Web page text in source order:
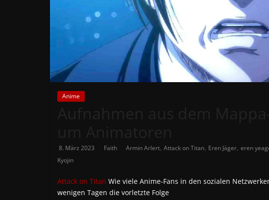
News
Phanimenal
findest
du
die
aktuellsten
Japan
und
Deutschland
Anime
8. März 2023 Faith Armin Arlert, Attack on Titan, Eren Jäger, eren
Kyojin
Attack on Titan Wie viele Anime-Fans in den sozialen
wenigen Tagen die vorletzte Folge